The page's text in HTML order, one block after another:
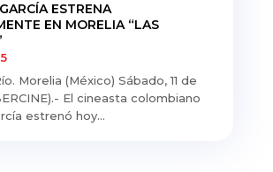
ESTRENA
EN MORELIA “LAS
Morelia (México) Sábado, 11 de
El cineasta colombiano
estrenó hoy...